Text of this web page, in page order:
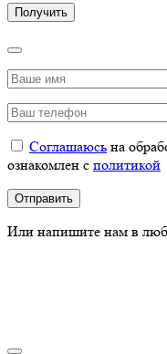
Соглашаюсь на
ознакомлен с политикой
Или напишите нам в